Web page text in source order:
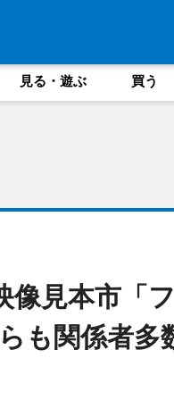
見る・遊ぶ 買う
見本市「
も関係者多